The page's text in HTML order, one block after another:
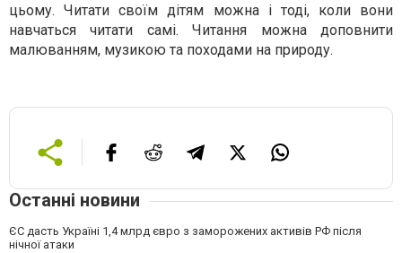
цьому. Читати своїм дітям можна і тоді, коли вони
навчаться читати самі. Читання можна доповнити
малюванням, музикою та походами на природу.
Останні новини
ЄС дасть Україні 1,4 млрд євро з заморожених активів РФ після
нічної атаки